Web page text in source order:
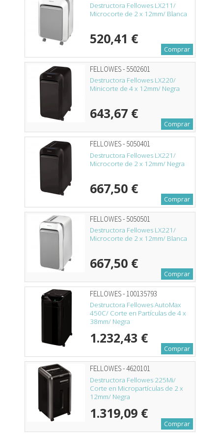
Destructora Fellowes LX211/
Microcorte de 2 x 12mm/ Blanca
520,41 €
Comprar
FELLOWES - 5502601
Destructora Fellowes LX220/
Minicorte de 4 x 12mm/ Negra
643,67 €
Comprar
FELLOWES - 5050401
Destructora Fellowes LX221/
Microcorte de 2 x 12mm/ Negra
667,50 €
Comprar
FELLOWES - 5050501
Destructora Fellowes LX221/
Microcorte de 2 x 12mm/ Blanca
667,50 €
Comprar
FELLOWES - 100135793
Destructora Fellowes AutoMax
450C/ Corte en Partículas de 4 x
38mm/ Negra
1.232,43 €
Comprar
FELLOWES - 4620101
Destructora Fellowes 225Mi/
Corte en Micropartículas de 2 x
12mm/ Negra
1.319,09 €
Comprar